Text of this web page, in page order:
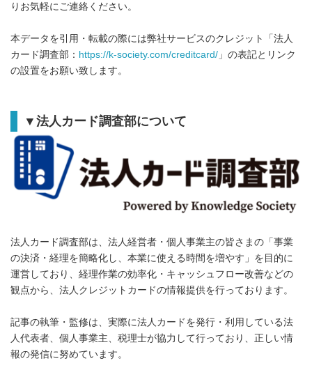
りお気軽にご連絡ください。
本データを引用・転載の際には弊社サービスのクレジット「法人
カード調査部： https://k-society.com/creditcard/ 」の表記とリンク
の設置をお願い致します。
▼法人カード調査部について
法人カード調査部は、法人経営者・個人事業主の皆さまの「事業
の決済・経理を簡略化し、本業に使える時間を増やす」を目的に
運営しており、経理作業の効率化・キャッシュフロー改善などの
観点から、法人クレジットカードの情報提供を行っております。
記事の執筆・監修は、実際に法人カードを発行・利用している法
人代表者、個人事業主、税理士が協力して行っており、正しい情
報の発信に努めています。